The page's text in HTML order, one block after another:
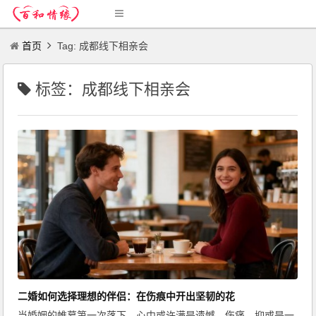
首页 Tag: 成都线下相亲会
标签：成都线下相亲会
二婚如何选择理想的伴侣：在伤痕中开出坚韧的花